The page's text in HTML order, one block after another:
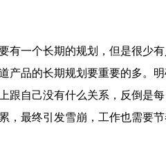
一个长期的规划，但是很少有
产品的长期规划要重要的多。
跟自己没有什么关系，反倒是
，最终引发雪崩，工作也需要